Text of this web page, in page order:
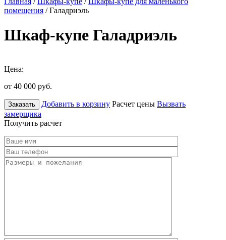
помещения / Галадриэль
Шкаф-купе Галадриэль
Цена:
от 40 000 руб.
Заказать Добавить в корзину Расчет цены Вызвать
замерщика
Получить расчет